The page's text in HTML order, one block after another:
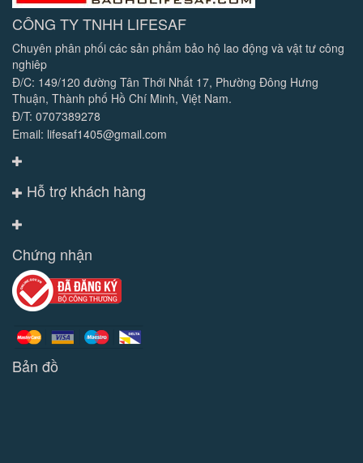
CÔNG TY TNHH LIFESAF
Chuyên phân phối các sản phẩm bảo hộ lao động và vật tư công
nghiêp
Đ/C: 149/120 đường Tân Thới Nhất 17, Phường Đông Hưng
Thuận, Thành phố Hồ Chí Minh, Việt Nam.
Đ/T: 0707389278
Email: lifesaf1405@gmail.com
Hỗ trợ khách hàng
Chứng nhận
Bản đồ